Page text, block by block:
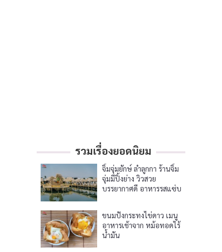
รวมเรื่องยอดนิยม
จิ้มจุ่มยักษ์ ลำลูกกา ร้านจิ้ม
จุ่มมีปิ้งย่าง วิวสวย
บรรยากาศดี อาหารรสแซ่บ
ขนมปังกระทงไข่ดาว เมนู
อาหารเช้าจาก หม้อทอดไร้
น้ำมัน